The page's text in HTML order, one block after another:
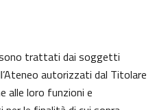
trattati dai soggetti
autorizzati dal Titolare
alle loro funzioni e